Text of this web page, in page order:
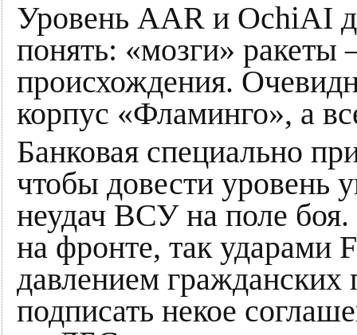
Уровень AAR и OchiAI
понять: «мозги»
происхождения.
корпус «Фламинго», а
Банковая специально
чтобы довести уровень
неудач ВСУ на поле
на фронте, так ударами
давлением гражданских
подписать некое